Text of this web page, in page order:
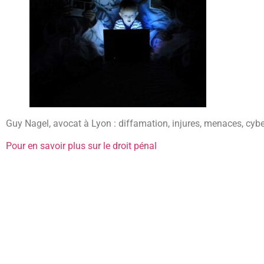
Guy Nagel, avocat à Lyon : diffamation, injures, menaces,
Pour en savoir plus sur le droit pénal